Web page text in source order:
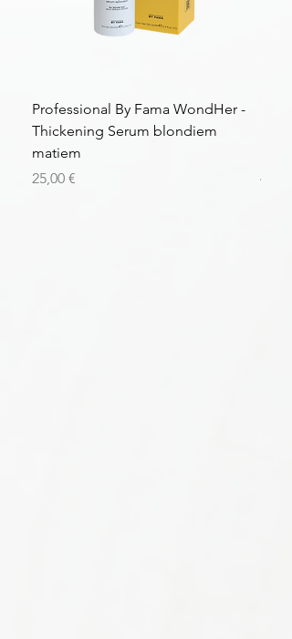
Professional By Fama WondHer -
Thickening Serum blondiem
matiem
Цена
25,00 €
Цена
43,56